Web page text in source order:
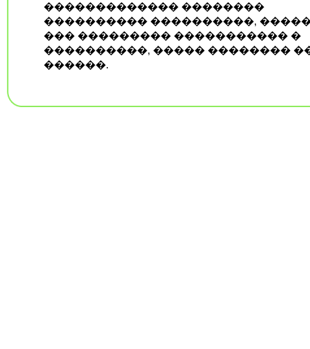
������������� ��������
���������� ����������,
��� ��������� ����������� �
����������, ����� ��������
������.